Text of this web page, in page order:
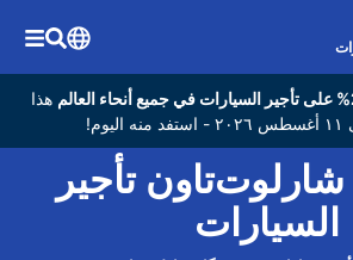
هذا
تأجير
السيارات